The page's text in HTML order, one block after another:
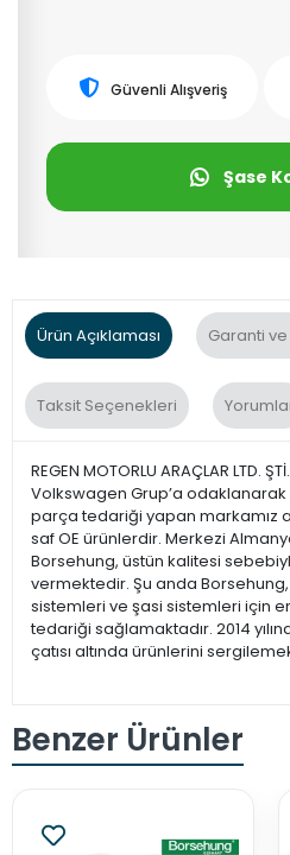
Güvenli Alışveriş
Şase
Ürün Açıklaması Garanti
Taksit Seçenekleri
REGEN MOTORLU ARAÇLAR LTD.
Volkswagen Grup’a
parça tedariği yapan markamız
saf OE ürünlerdir. Merkezi
Borsehung, üstün kalitesi
vermektedir. Şu anda
sistemleri ve şasi sistemleri için
tedariği sağlamaktadır. 2014
çatısı altında ürünlerini
Benzer Ürünler